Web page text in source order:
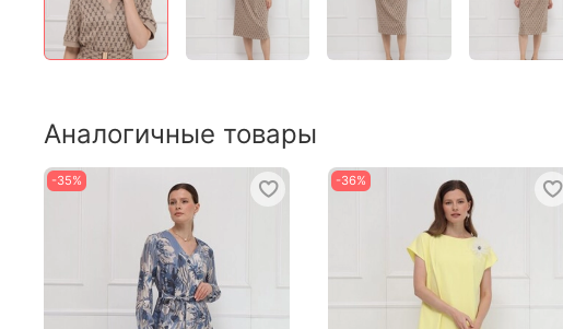
Аналогичные товары
-35% -36%